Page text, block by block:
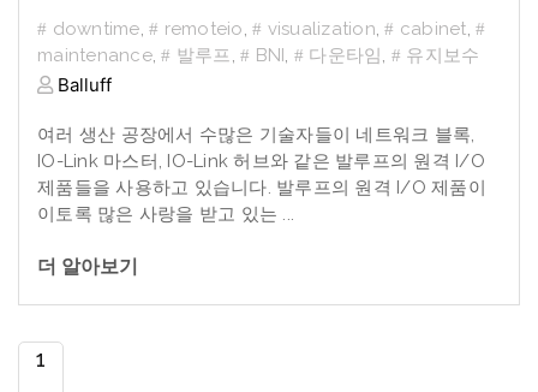
downtime, remoteio, visualization, cabinet,
maintenance, 발루프, BNI, 다운타임, 유지보수
Balluff
여러 생산 공장에서 수많은 기술자들이 네트워크 블록,
IO-Link 마스터, IO-Link허브와 같은 발루프의 원격 I/O
제품들을 사용하고 있습니다. 발루프의 원격 I/O 제품이
이토록 많은 사랑을 받고 있는 ...
더 알아보기
1